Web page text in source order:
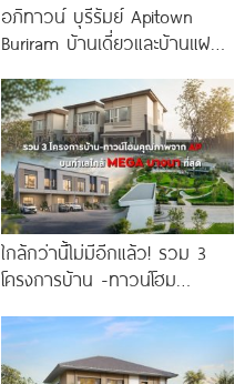
อภิทาวน์ บุรีรัมย์ Apitown
Buriram บ้านเดี่ยวและบ้านแฝดซี
นางรอง พร้อม Fitness 24
ใกล้กว่านี้ไม่มีอีกแล้ว! รวม 3
โครงการบ้าน -ทาวน์โฮม
MEGA บางนา เพียง